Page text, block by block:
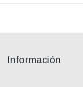
Información